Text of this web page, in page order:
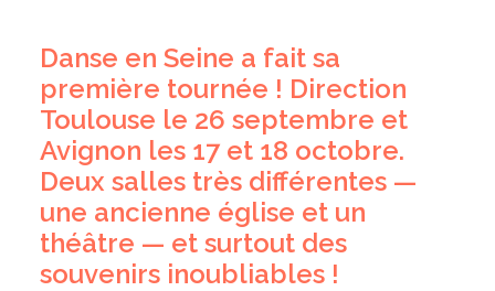
Danse en Seine a fait sa
première tournée ! Direction
Toulouse le 26 septembre et
Avignon les 17 et 18 octobre.
Deux salles très différentes —
une ancienne église et un
théâtre — et surtout des
souvenirs inoubliables !